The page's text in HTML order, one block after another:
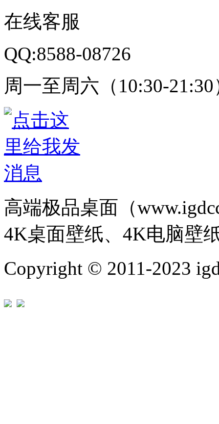
在线客服
QQ:8588-08726
周一至周六（10:30-21:30
高端极品桌面（
4K桌面壁纸、4K电脑壁
Copyright © 2011-2023